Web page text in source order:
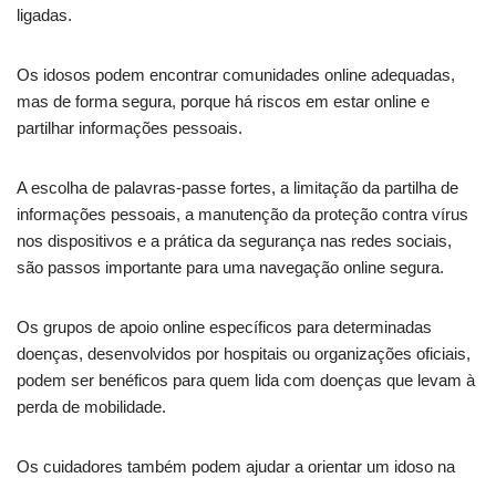
ligadas.
Os idosos podem encontrar comunidades online adequadas,
mas de forma segura, porque há riscos em estar online e
partilhar informações pessoais.
A escolha de palavras-passe fortes, a limitação da partilha de
informações pessoais, a manutenção da proteção contra vírus
nos dispositivos e a prática da segurança nas redes sociais,
são passos importante para uma navegação online segura.
Os grupos de apoio online específicos para determinadas
doenças, desenvolvidos por hospitais ou organizações oficiais,
podem ser benéficos para quem lida com doenças que levam à
perda de mobilidade.
Os cuidadores também podem ajudar a orientar um idoso na